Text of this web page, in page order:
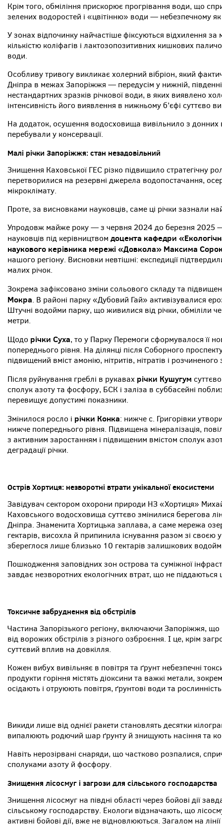
Крім того, обміління прискорює прогрівання води, що
зелених водоростей і «цвітінню» води — небезпечному
У зонах відпочинку найчастіше фіксуються відхилення за
кількістю коліфагів і лактозопозитивних кишкових
води.
Особливу тривогу викликає холерний вібріон, який
Дніпра в межах Запоріжжя — передусім у нижній,
нестандартних зразків річкової води, в яких виявлено
інтенсивність його виявлення в нижньому б’єфі суттєво
На додаток, осушення водосховища вивільнило з донних
перебували у консервації.
Малі річки Запоріжжя: стан незадовільний
Знищення Каховської ГЕС різко підвищило стратегічну
перетворилися на резервні джерела водопостачання,
мікроклімату.
Проте, за висновками науковців, саме ці річки зазнали
Упродовж майже року — з червня 2024 до березня 2025 —
науковців під керівництвом доцента кафедри
наукового керівника мережі «Довкола» Максима
нашого регіону. Висновки невтішні: експедиції
малих річок.
Зокрема зафіксовано зміни сольового складу та
Мокра. В районі парку «Дубовий Гай» активізувалися
Штучні водойми парку, що живилися від річки, обміліли
метри.
Щодо річки Суха, то у Парку Перемоги сформувалося її
попереднього рівня. На ділянці після Соборного
підвищений вміст амонію, нітритів, нітратів і розчиненого
Після руйнування греблі в рукавах річки Кушугум
сполук азоту та фосфору, БСК і заліза в суббасейні
перевищує допустимі показники.
Змінилося росло і річки Конка: нижче с. Григорівки
нижче попереднього рівня. Підвищена мінералізація,
з активним заростанням і підвищеним вмістом сполук
деградації річки.
Острів Хортиця: незворотні втрати унікальної екосистеми
Завідувач сектором охорони природи НЗ «Хортиця»
Каховського водосховища суттєво змінилися берегова
Дніпра. Знаменита Хортицька заплава, а саме мережа
гектарів, висохла й припинила існування разом зі своєю
збереглося лише близько 10 гектарів залишкових
Пошкодження заповідних зон острова та суміжної
завдає незворотних екологічних втрат, що не
Токсичне забруднення від обстрілів
Частина Запорізького регіону, включаючи Запоріжжя, що
від ворожих обстрілів з різного озброєння. І це, крім
суттєвий вплив на довкілля.
Кожен вибух вивільняє в повітря та ґрунт небезпечні
продукти горіння містять діоксини та важкі метали,
осідають і отруюють повітря, ґрунтові води та
Викиди лише від однієї ракети становлять десятки
випалюють родючий шар ґрунту й знищують насіння та
Навіть нерозірвані снаряди, що частково розпалися,
сполуками азоту й фосфору.
Знищення лісосмуг і загрози для сільського господарства
Знищення лісосмуг на півдні області через бойові дії
сільському господарству. Екологи відзначають, що
активні бойові дії, вже не відновлюються. Загалом на